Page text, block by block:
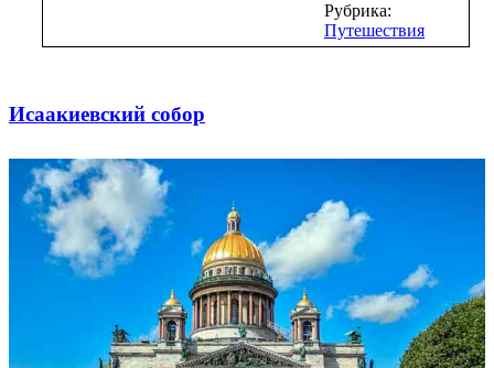
Рубрика:
Путешествия
Исаакиевский собор